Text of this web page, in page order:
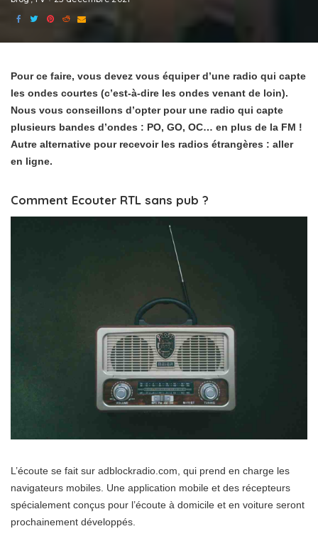
Pour ce faire, vous devez vous équiper d’une radio qui capte
les ondes courtes (c’est-à-dire les ondes venant de loin).
Nous vous conseillons d’opter pour une radio qui capte
plusieurs bandes d’ondes : PO, GO, OC… en plus de la FM !
Autre alternative pour recevoir les radios étrangères : aller
en ligne.
Comment Ecouter RTL sans pub ?
L’écoute se fait sur adblockradio.com, qui prend en charge les
navigateurs mobiles. Une application mobile et des récepteurs
spécialement conçus pour l’écoute à domicile et en voiture seront
prochainement développés.